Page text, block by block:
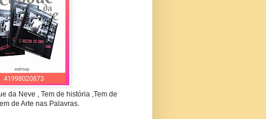
da Neve , Tem de história ,Tem de
de Arte nas Palavras.